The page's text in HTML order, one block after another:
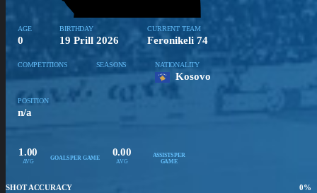
AGE
0
BIRTHDAY
19 Prill 2026
CURRENT TEAM
Feronikeli 74
COMPETITIONS SEASONS NATIONALITY
Kosovo
POSITION
n/a
1.00
AVG GOALS PER GAME
0.00
AVG
ASSISTS PER
GAME
SHOT ACCURACY 0%